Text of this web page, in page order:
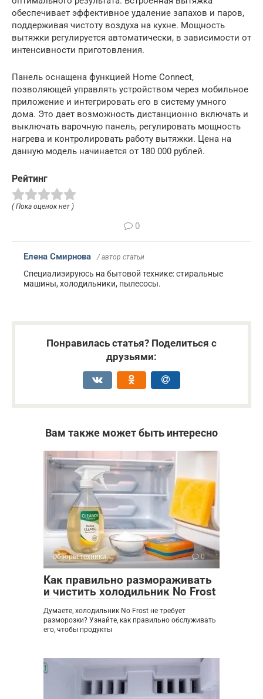
обеспечивает эффективное удаление запахов и паров,
поддерживая чистоту воздуха на кухне. Мощность
вытяжки регулируется автоматически, в зависимости от
интенсивности приготовления.
Панель оснащена функцией Home Connect,
позволяющей управлять устройством через мобильное
приложение и интегрировать его в систему умного
дома. Это дает возможность дистанционно включать и
выключать варочную панель, регулировать мощность
нагрева и контролировать работу вытяжки. Цена на
данную модель начинается от 180 000 рублей.
Рейтинг
( Пока оценок нет )
0
Елена Смирнова / автор статьи
Специализируюсь на бытовой технике: стиральные
машины, холодильники, пылесосы.
Понравилась статья? Поделиться с
друзьями:
Вам также может быть интересно
Обзоры техники 0
Как правильно размораживать
и чистить холодильник No Frost
Думаете, холодильник No Frost не требует
разморозки? Узнайте, как правильно обслуживать
его, чтобы продукты